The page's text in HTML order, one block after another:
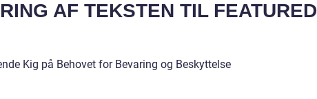
AF TEKSTEN TIL FEATURED
Kig på Behovet for Bevaring og Beskyttelse